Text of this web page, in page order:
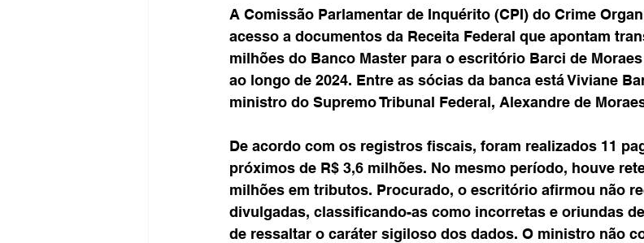
A Comissão Parlamentar de Inquérito (CPI) do Crime
acesso a documentos da Receita Federal que apontam
milhões do Banco Master para o escritório Barci de
ao longo de 2024. Entre as sócias da banca está Viviane
ministro do Supremo Tribunal Federal, Alexandre de
De acordo com os registros fiscais, foram realizados 11
próximos de R$ 3,6 milhões. No mesmo período, houve
milhões em tributos. Procurado, o escritório afirmou não
divulgadas, classificando-as como incorretas e oriundas
de ressaltar o caráter sigiloso dos dados. O ministro não